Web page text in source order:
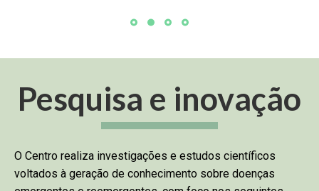
Pesquisa e inovação
O Centro realiza investigações e estudos científicos
voltados à geração de conhecimento sobre doenças